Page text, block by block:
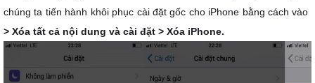
chúng ta tiến hành khôi phục cài đặt gốc cho iPhone bằng cách vào
> Xóa tất cả nội dung và cài đặt > Xóa iPhone.